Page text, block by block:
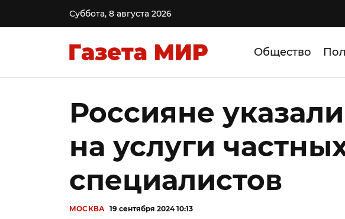
Суббота, 8 августа 2026
Общество
Россияне
на услуги
специалистов
МОСКВА 19 сентября 2024 10:13